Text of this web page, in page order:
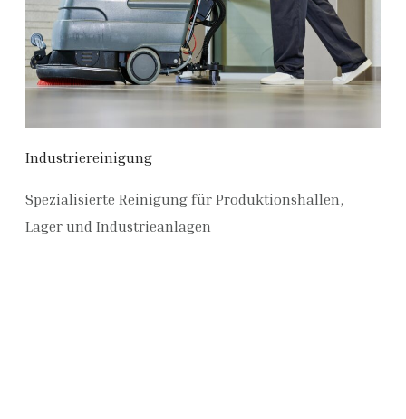
Industriereinigung
Spezialisierte Reinigung für Produktionshallen,
Lager und Industrieanlagen